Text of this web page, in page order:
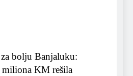
za bolju Banjaluku:
KM rešila